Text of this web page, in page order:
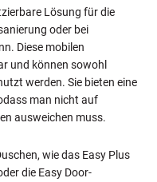
Lösung für die
oder bei
Diese mobilen
und können sowohl
werden. Sie bieten eine
man nicht auf
ausweichen muss.
wie das Easy Plus
die Easy Door-